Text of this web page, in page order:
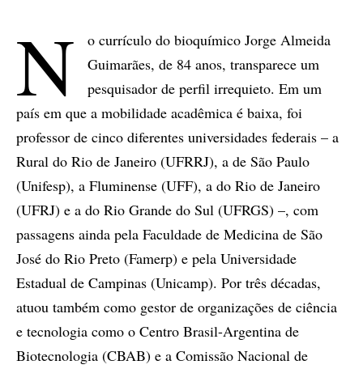
N
o currículo do bioquímico Jorge Almeida
Guimarães, de 84 anos, transparece um
pesquisador de perfil irrequieto. Em um
país em que a mobilidade acadêmica é baixa, foi
professor de cinco diferentes universidades federais – a
Rural do Rio de Janeiro (UFRRJ), a de São Paulo
(Unifesp), a Fluminense (UFF), a do Rio de Janeiro
(UFRJ) e a do Rio Grande do Sul (UFRGS) –, com
passagens ainda pela Faculdade de Medicina de São
José do Rio Preto (Famerp) e pela Universidade
Estadual de Campinas (Unicamp). Por três décadas,
atuou também como gestor de organizações de ciência
e tecnologia como o Centro Brasil-Argentina de
Biotecnologia (CBAB) e a Comissão Nacional de